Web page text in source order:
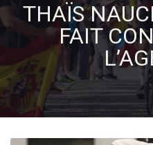
THAÏS
FAIT